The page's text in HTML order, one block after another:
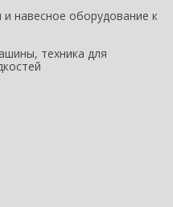
навесное оборудование к
техника для